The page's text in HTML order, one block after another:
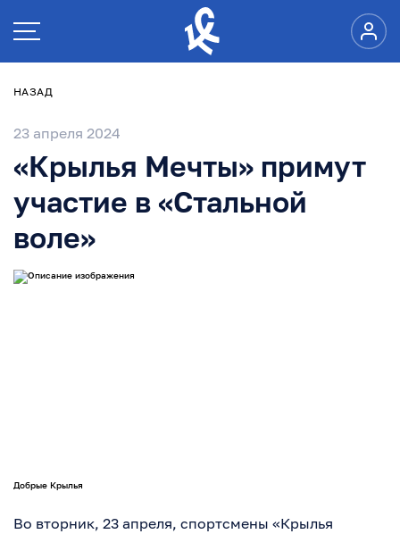
НАЗАД
23 апреля 2024
«Крылья Мечты» примут
участие в «Стальной
воле»
Добрые Крылья
Во вторник, 23 апреля, спортсмены «Крылья